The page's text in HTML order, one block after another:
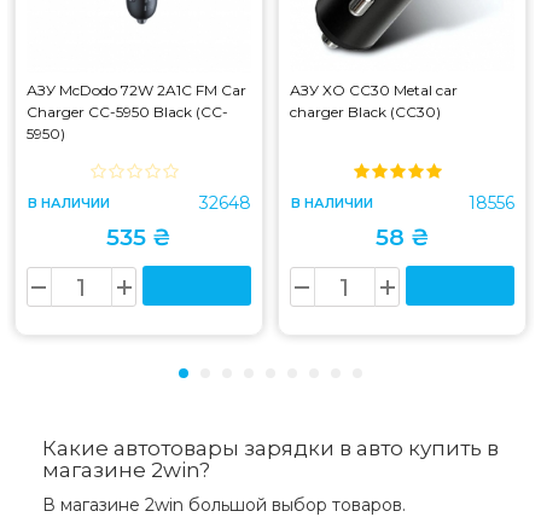
АЗУ McDodo 72W 2A1C FM Car
Charger CC-5950 Black (CC-
5950)
В НАЛИЧИИ 32648
535 ₴
АЗУ XO CC30 Metal car
charger Black (CC30)
В НАЛИЧИИ 18556
58 ₴
Какие автотовары зарядки в авто купить в
магазине 2win?
В магазине 2win большой выбор товаров.